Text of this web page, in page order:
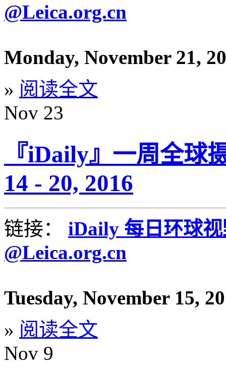
@Leica.org.cn
Monday, November 21,
» 阅读全文
Nov 23
『iDaily』一周全球
14 - 20, 2016
链接： iDaily 每日环球
@Leica.org.cn
Tuesday, November 15,
» 阅读全文
Nov 9